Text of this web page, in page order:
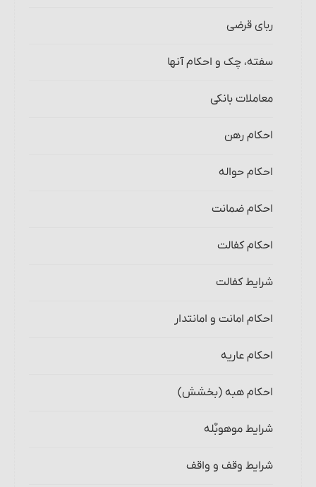
ربای قرضی
سفته، چک و احکام آنها‏
معاملات بانکی
احکام رهن‏
احکام حواله‏
احکام ضمانت‏
احکام کفالت
شرایط کفالت
احکام امانت و امانت‏دار
احکام عاریه‏
احکام هبه (بخشش)
شرایط موهوبٌ‎‏له
شرایط وقف و واقف‏